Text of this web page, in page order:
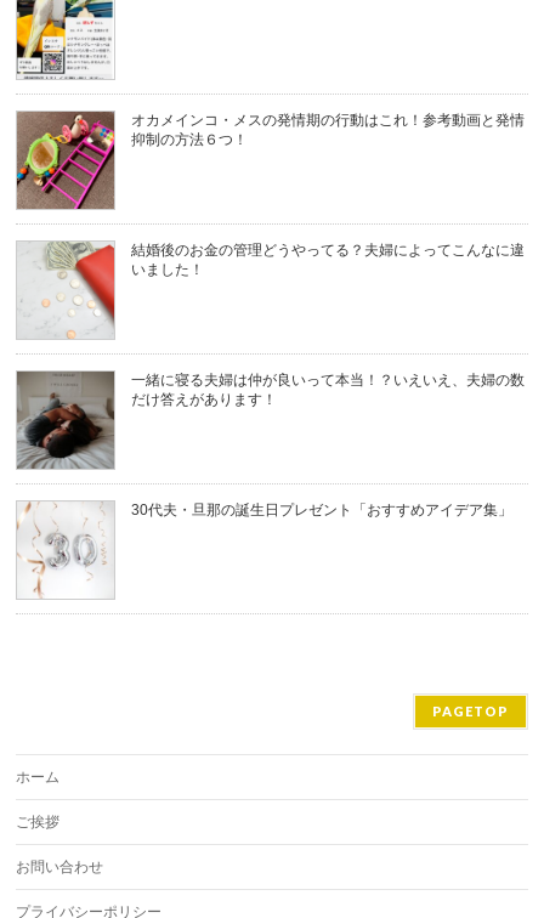
オカメインコ・メスの発情期の行動はこれ！参考動画と発情
抑制の方法６つ！
結婚後のお金の管理どうやってる？夫婦によってこんなに違
いました！
一緒に寝る夫婦は仲が良いって本当！？いえいえ、夫婦の数
だけ答えがあります！
30代夫・旦那の誕生日プレゼント「おすすめアイデア集」
PAGETOP
ホーム
ご挨拶
お問い合わせ
プライバシーポリシー